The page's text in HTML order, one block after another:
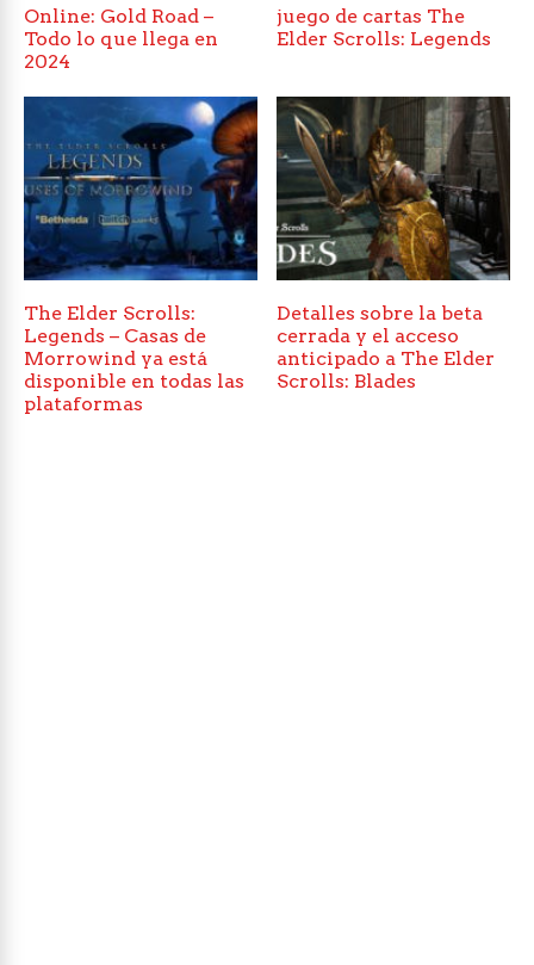
Online: Gold Road –
Todo lo que llega en
2024
juego de cartas The
Elder Scrolls: Legends
The Elder Scrolls:
Legends – Casas de
Morrowind ya está
disponible en todas las
plataformas
Detalles sobre la beta
cerrada y el acceso
anticipado a The Elder
Scrolls: Blades